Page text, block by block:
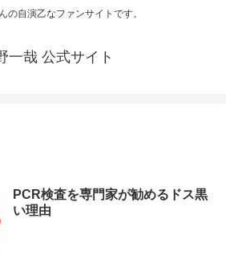
の自演乙なファンサイトです。
一哉 公式サイト
PCR検査を専門家が勧めるドス黒
い理由